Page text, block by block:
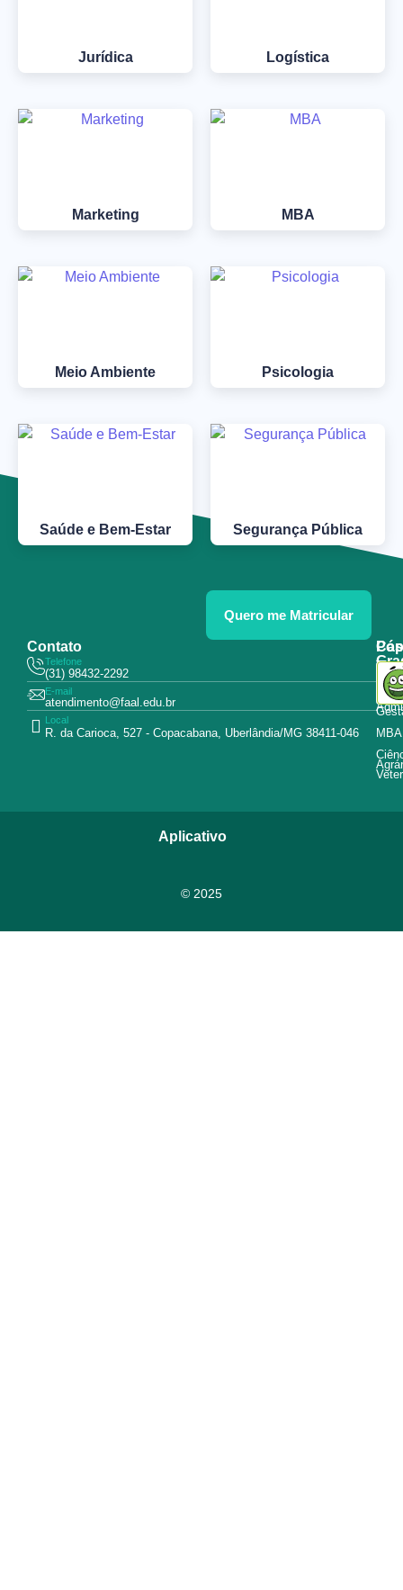
Jurídica Logística
Marketing MBA
Meio Ambiente Psicologia
Saúde e Bem-Estar Segurança Pública
Quero me Matricular
Contato
Telefone
(31) 98432-2292
E-mail
atendimento@faal.edu.br
Local
R. da Carioca, 527 - Copacabana, Uberlândia/MG 38411-046
MBA
© 2025
Aplicativo